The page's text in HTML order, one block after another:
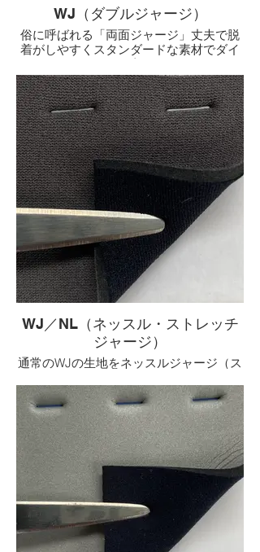
WJ（ダブルジャージ）
俗に呼ばれる「両面ジャージ」丈夫で脱
着がしやすくスタンダードな素材でダイ
バー、サーファーの方々が使用されてい
ます。
WJ／NL（ネッスル・ストレッチ
ジャージ）
通常のWJの生地をネッスルジャージ（ス
す。
伸縮性、肌触りが良く高級ストレッチジ
ャージです。
通常のWJのワンランク上の快適さをお求
めの方にお薦めです。
私も私物のWJスーツは、こちらの５ミリ
生地を使っています。
インストラクター業務時のワンピース、
作業時のロングジョンに前ファスナーと
２種類を夏に使い分けています。